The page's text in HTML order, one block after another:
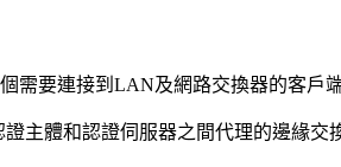
需要連接到LAN及網路交換器的客戶
證主體和認證伺服器之間代理的邊緣交